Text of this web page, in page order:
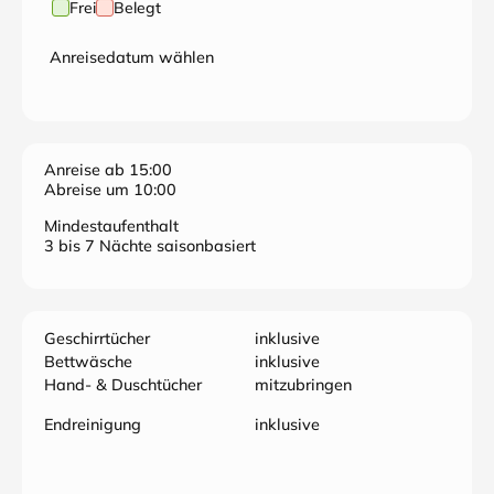
gespannten Panoramablick belohnt.
Frei Belegt
Anreisedatum wählen
Anreise ab 15:00
Abreise um 10:00
Mindestaufenthalt
3 bis 7 Nächte saisonbasiert
Geschirrtücher
inklusive
Bettwäsche
inklusive
Hand- & Duschtücher
mitzubringen
Endreinigung
inklusive